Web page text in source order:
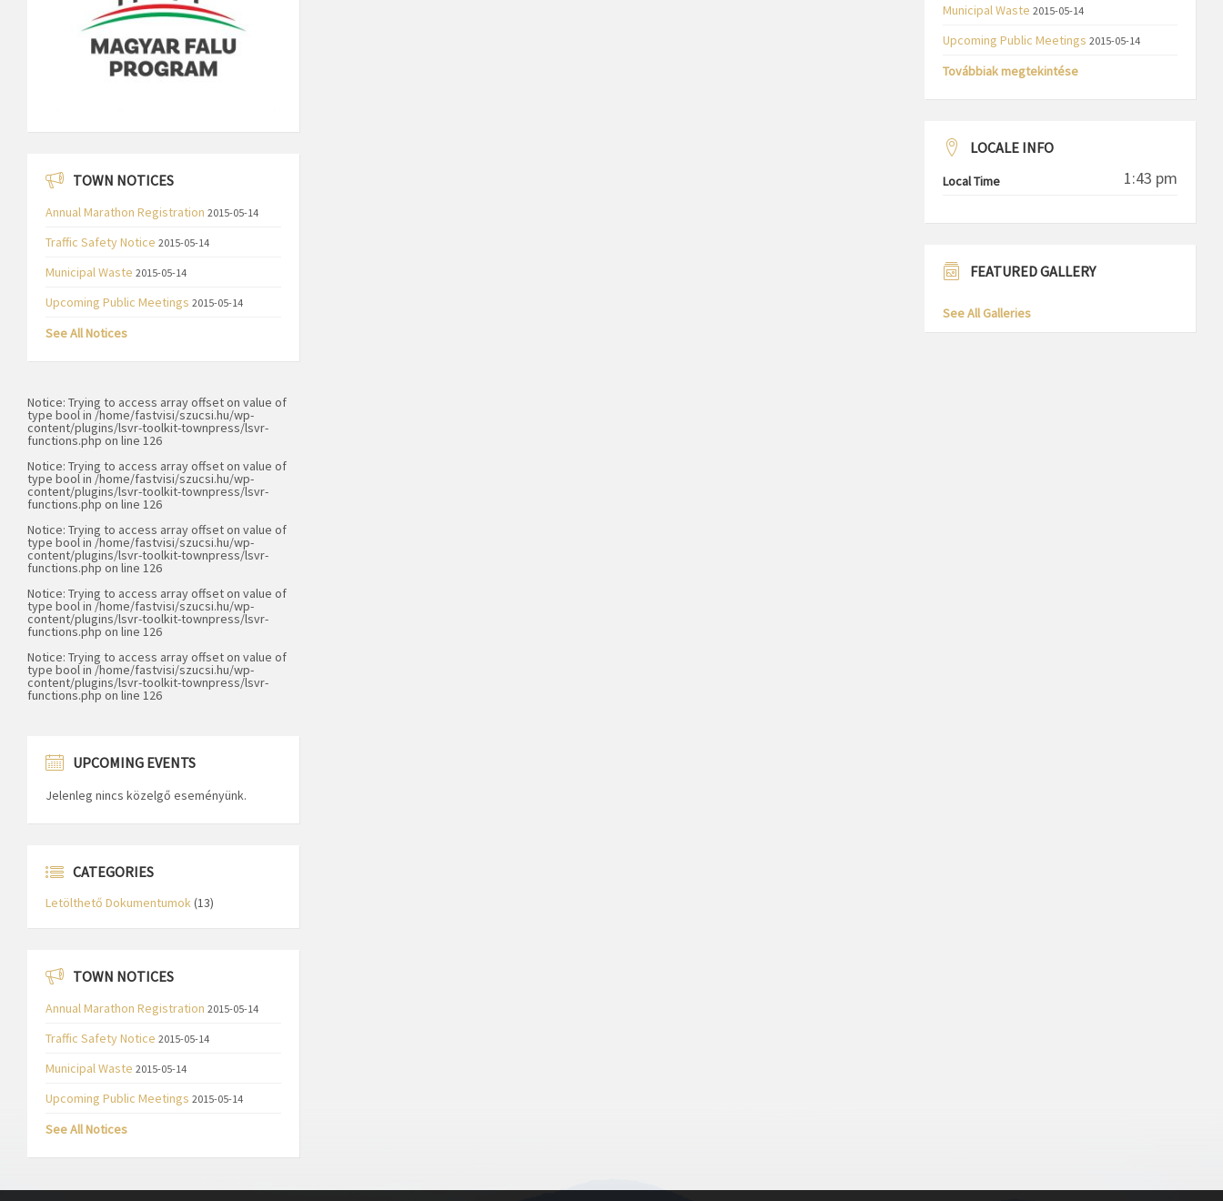
TOWN NOTICES
Annual Marathon Registration 2015-05-14
Traffic Safety Notice 2015-05-14
Municipal Waste 2015-05-14
Upcoming Public Meetings 2015-05-14
See All Notices
Notice: Trying to access array offset on value of
type bool in /home/fastvisi/szucsi.hu/wp-
content/plugins/lsvr-toolkit-townpress/lsvr-
functions.php on line 126
Notice: Trying to access array offset on value of
type bool in /home/fastvisi/szucsi.hu/wp-
content/plugins/lsvr-toolkit-townpress/lsvr-
functions.php on line 126
Notice: Trying to access array offset on value of
type bool in /home/fastvisi/szucsi.hu/wp-
content/plugins/lsvr-toolkit-townpress/lsvr-
functions.php on line 126
Notice: Trying to access array offset on value of
type bool in /home/fastvisi/szucsi.hu/wp-
content/plugins/lsvr-toolkit-townpress/lsvr-
functions.php on line 126
Notice: Trying to access array offset on value of
type bool in /home/fastvisi/szucsi.hu/wp-
content/plugins/lsvr-toolkit-townpress/lsvr-
functions.php on line 126
UPCOMING EVENTS
Jelenleg nincs közelgő eseményünk.
CATEGORIES
Letölthető Dokumentumok(13)
TOWN NOTICES
Annual Marathon Registration 2015-05-14
Traffic Safety Notice 2015-05-14
Municipal Waste 2015-05-14
Upcoming Public Meetings 2015-05-14
See All Notices
Municipal Waste 2015-05-14
Upcoming Public Meetings 2015-05-14
Továbbiak megtekintése
LOCALE INFO
Local Time 1:43 pm
FEATURED GALLERY
See All Galleries